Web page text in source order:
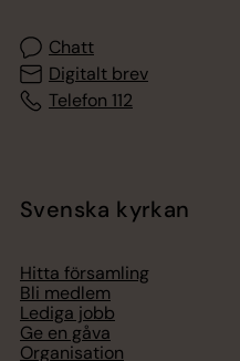
Chatt
Digitalt brev
Telefon 112
Svenska kyrkan
Hitta församling
Bli medlem
Lediga jobb
Ge en gåva
Organisation